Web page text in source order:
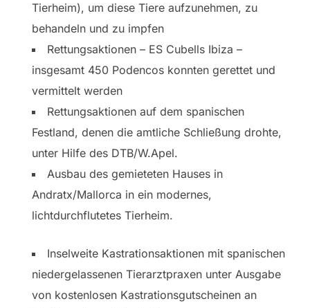
Tierheim), um diese Tiere aufzunehmen, zu
behandeln und zu impfen
Rettungsaktionen – ES Cubells Ibiza –
insgesamt 450 Podencos konnten gerettet und
vermittelt werden
Rettungsaktionen auf dem spanischen
Festland, denen die amtliche Schließung drohte,
unter Hilfe des DTB/W.Apel.
Ausbau des gemieteten Hauses in
Andratx/Mallorca in ein modernes,
lichtdurchflutetes Tierheim.
Inselweite Kastrationsaktionen mit spanischen
niedergelassenen Tierarztpraxen unter Ausgabe
von kostenlosen Kastrationsgutscheinen an